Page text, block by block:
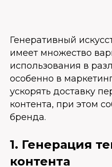
Генеративный
имеет множество
использования в
особенно в
ускорять доставку
контента, при этом
бренда.
1. Генерация
контента